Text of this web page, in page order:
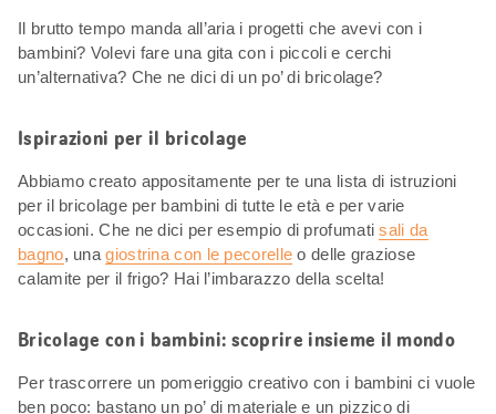
Il brutto tempo manda all’aria i progetti che avevi con i
bambini? Volevi fare una gita con i piccoli e cerchi
un’alternativa? Che ne dici di un po’ di bricolage?
Ispirazioni per il bricolage
Abbiamo creato appositamente per te una lista di istruzioni
per il bricolage per bambini di tutte le età e per varie
occasioni. Che ne dici per esempio di profumatisali da
bagno, unagiostrina con le pecorelle o delle graziose
calamite per il frigo? Hai l’imbarazzo della scelta!
Bricolage con i bambini: scoprire insieme il mondo
Per trascorrere un pomeriggio creativo con i bambini ci vuole
ben poco: bastano un po’ di materiale e un pizzico di